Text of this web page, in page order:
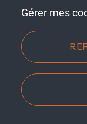
Les portes
établissements
vitrines
contre les
esthétique
basant sur votre
contenus
données
Gérer mes